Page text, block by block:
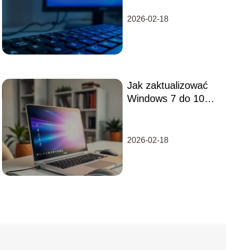
przewodnik
2026-02-18
Jak zaktualizować
Windows 7 do 10?
2026-02-18